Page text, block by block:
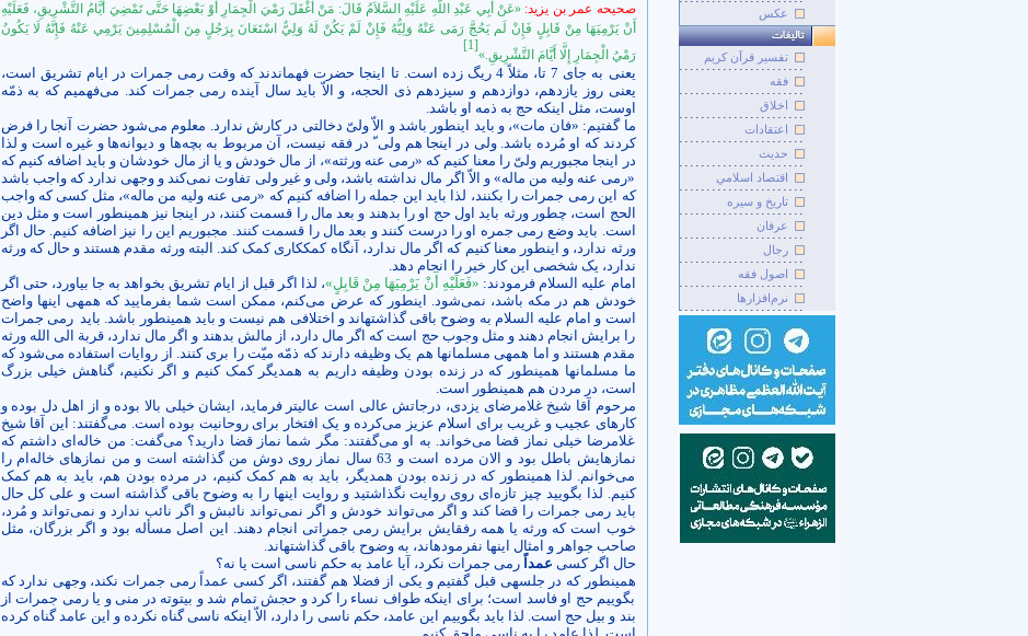
صحیحه عمر بن یزید: «عَنْ أَبِي عَبْدِ اللَّهِ عَلَيْهِ السَّلاَمُ قَالَ: مَنْ أَغْفَلَ رَمْيَ الْجِمَارِ أَوْ بَعْضِهَا حَتَّى تَمْضِيَ أَيَّامُ التَّشْرِيقِ، فَعَلَيْهِ
أَنْ يَرْمِيَهَا مِنْ قَابِلٍ فَإِنْ لَم ‏يَحُجَّ رَمَى عَنْهُ وَلِيُّهُ فَإِنْ لَمْ يَكُنْ لَهُ وَلِيٌّ اسْتَعَانَ بِرَجُلٍ مِنَ الْمُسْلِمِينَ يَرْمِي عَنْهُ فَإِنَّهُ لَا يَكُونُ
رَمْيُ الْجِمَارِ إِلَّا أَيَّامَ التَّشْرِيقِ.»
[1]
یعنی به جای 7 تا، مثلاً 4 ریگ زده است. تا اینجا حضرت فهماندند که وقت رمی جمرات در ایام تشریق است،
یعنی روز یازدهم، دوازدهم و سیزدهم ذی الحجه، و الاّ باید سال آینده رمی جمرات کند. می‌فهمیم که به ذمّه
اوست، مثل این­که حج به ذمه او باشد.
ما گفتیم: «فان مات»، و باید این­طور باشد و الاّ ولیّ دخالتی در کارش ندارد. معلوم می‌شود حضرت آنجا را فرض
کردند که او مُرده باشد. ولی در این­جا هم ولی ّ در فقه نیست، آن مربوط به بچه‌ها و دیوانه‌ها و غیره است و لذا
در اینجا مجبوریم ولیّ را معنا کنیم که «رمی عنه ورثته»، از مال خودش و یا از مال خودشان و باید اضافه کنیم که
«رمی عنه ولیه من ماله» و الاّ اگر مال نداشته باشد، ولی و غیر ولی تفاوت نمی‌کند و وجهی ندارد که واجب باشد
که این رمی جمرات را بکنند، لذا باید این جمله را اضافه کنیم که «رمی عنه ولیه من ماله»، مثل کسی که واجب
الحج است، چطور ورثه باید اول حج او را بدهند و بعد مال را قسمت کنند، در این­جا نیز همین­طور است و مثل دین
است. باید وضع رمی جمره او را درست کنند و بعد مال را قسمت کنند. مجبوریم این را نیز اضافه کنیم. حال اگر
ورثه ندارد، و این­طور معنا کنیم که اگر مال ندارد، آنگاه کمک­کاری کمک کند. البته ورثه مقدم هستند و حال که ورثه
ندارد، یک شخصی این کار خیر را انجام دهد.
امام علیه السلام فرمودند: «فَعَلَيْهِ أَنْ يَرْمِيَهَا مِنْ قَابِلٍ»، لذا اگر قبل از ایام تشریق بخواهد به جا بیاورد، حتی اگر
خودش هم در مکه باشد، نمی‌شود. این­طور که عرض می‌کنم، ممکن است شما بفرمایید که همه­ی اینها واضح
است و امام علیه السلام به وضوح باقی گذاشته­اند و اختلافی هم نیست و باید همین­طور باشد. باید رمی جمرات
را برایش انجام دهند و مثل وجوب حج است که اگر مال دارد، از مالش بدهند و اگر مال ندارد، قربة الی الله ورثه
مقدم هستند و اما همه­ی مسلمان­ها هم یک وظیفه دارند که ذمّه میّت را بری کنند. از روایات استفاده می‌شود که
ما مسلمان­ها همین­طور که در زنده بودن وظیفه داریم به هم­دیگر کمک کنیم و اگر نکنیم، گناهش خیلی بزرگ
است، در مردن هم همین­طور است.
مرحوم آقا شیخ غلامرضای یزدی، درجاتش عالی است عالی­تر فرماید، ایشان خیلی بالا بوده و از اهل دل بوده و
کارهای عجیب و غریب برای اسلام عزیز می‌کرده و یک افتخار برای روحانیت بوده است. می‌گفتند: این آقا شیخ
غلامرضا خیلی نماز قضا می‌خواند. به او می‌گفتند: مگر شما نماز قضا دارید؟ می‌گفت: من خاله‌ای داشتم که
نمازهایش باطل بود و الان مرده است و 63 سال نماز روی دوش من گذاشته است و من نمازهای خاله‌ام را
می‌خوانم. لذا همین­طور که در زنده بودن هم­دیگر، باید به هم کمک کنیم، در مرده بودن هم، باید به هم کمک
کنیم. لذا بگویید چیز تازه‌ای روی روایت نگذاشتید و روایت این­ها را به وضوح باقی گذاشته است و علی کل حال
باید رمی جمرات را قضا کند و اگر می‌تواند خودش و اگر نمی‌تواند نائبش و اگر نائب ندارد و نمی‌تواند و مُرد،
خوب است که ورثه یا همه رفقایش برایش رمی جمراتی انجام دهند. این اصل مسأله بود و اگر بزرگان، مثل
صاحب جواهر و امثال اینها نفرموده­اند، به وضوح باقی گذاشته­اند.
حال اگر کسی عمداًرمی جمرات نکرد، آیا عامد به حکم ناسی است یا نه؟
همین­طور که در جلسه­ی قبل گفتیم و یکی از فضلا هم گفتند، اگر کسی عمداً رمی جمرات نکند، وجهی ندارد ­که
بگوییم حج او فاسد است؛ برای این­که طواف نساء را کرد و حجش تمام شد و بیتوته در منی و یا رمی جمرات از
بند و بیل حج است. لذا باید بگوییم این عامد، حکم ناسی را دارد، الاّ این­که ناسی گناه نکرده و این عامد گناه کرده
عکس
تفسير قرآن کريم
فقه
اخلاق
اعتقادات
حديث
اقتصاد اسلامي
تاريخ و سيره
عرفان
رجال
اصول فقه
نرم‌افزارها